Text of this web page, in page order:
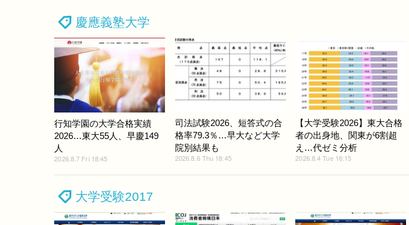
慶應義塾大学
行知学園の大学合格実績
2026…東大55人、早慶149
人
2026.8.7 Fri 18:45
司法試験2026、短答式の合
格率79.3％…早大など大学
院別結果も
2026.8.6 Thu 18:45
【大学受験2026】東大合格
者の出身地、関東が6割超
え…代ゼミ分析
2026.8.4 Tue 16:15
大学受験2017